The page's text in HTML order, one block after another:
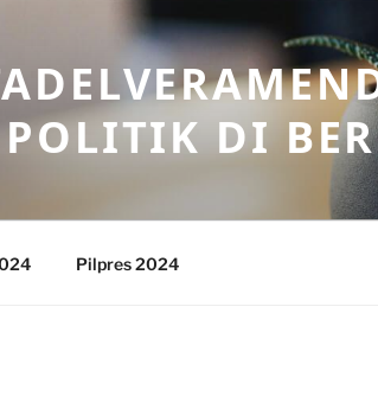
POLITIK DI
Pilpres 2024